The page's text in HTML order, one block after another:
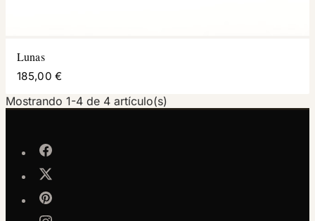
Lunas
185,00 €
Mostrando 1-4 de 4 artículo(s)